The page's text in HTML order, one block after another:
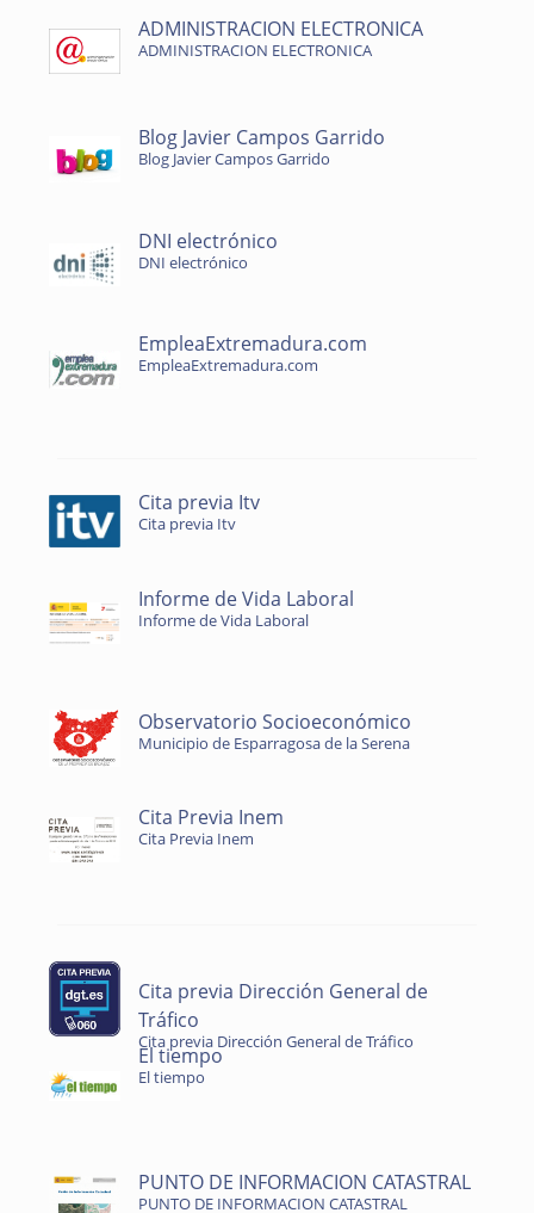
ADMINISTRACION ELECTRONICA
ADMINISTRACION ELECTRONICA
Blog Javier Campos Garrido
Blog Javier Campos Garrido
DNI electrónico
DNI electrónico
EmpleaExtremadura.com
EmpleaExtremadura.com
Cita previa Itv
Cita previa Itv
Informe de Vida Laboral
Informe de Vida Laboral
Observatorio Socioeconómico
Municipio de Esparragosa de la Serena
Cita Previa Inem
Cita Previa Inem
Cita previa Dirección General de
Tráfico
Cita previa Dirección General de Tráfico
El tiempo
El tiempo
PUNTO DE INFORMACION CATASTRAL
PUNTO DE INFORMACION CATASTRAL